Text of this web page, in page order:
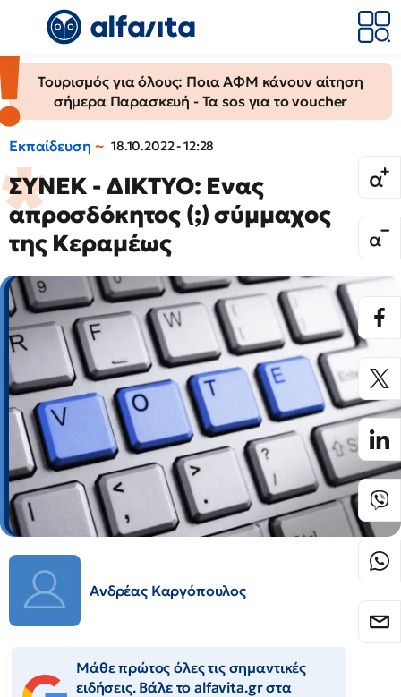
Τουρισμός για όλους: Ποια ΑΦΜ κάνουν αίτηση
σήμερα Παρασκευή - Τα sos για το voucher
Εκπαίδευση 18.10.2022 - 12:28
ΣΥΝΕΚ - ΔΙΚΤΥΟ: Ενας
απροσδόκητος (;) σύμμαχος
της Κεραμέως
Ανδρέας Καργόπουλος
Μάθε πρώτος όλες τις σημαντικές
ειδήσεις. Βάλε το alfavita.gr στα